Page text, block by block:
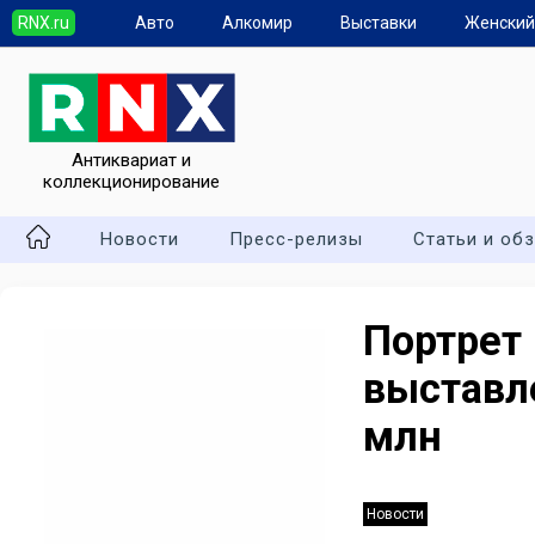
RNX.ru Авто Алкомир Выставки
Антиквариат и
коллекционирование
Новости Пресс-релизы Статьи и
млн
Новости